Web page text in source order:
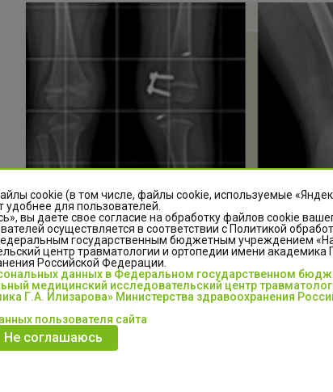
методике реконструкции и удлинения большеберцовой
cookie (в том числе, файлы cookie, используемые
для пользователей.
вы даете свое согласие на обработку файлов cookie
осуществляется в соответствии с Политикой
государственным бюджетным учреждением
центр травматологии и ортопедии имени академика
Российской Федерации.
данных в Федеральном государственном
медицинский исследовательский центр
Г.А. Илизарова» Министерства здравоохранения
пользователя сайта
Не соглашаюсь